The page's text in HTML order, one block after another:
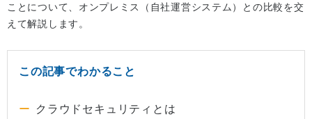
ことについて、オンプレミス（自社運営システム）との比較を交
えて解説します。
この記事でわかること
クラウドセキュリティとは